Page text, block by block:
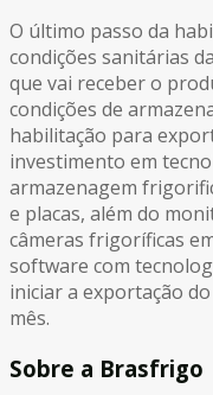
O último passo da
condições sanitárias
que vai receber o
condições de
habilitação para
investimento em
armazenagem
e placas, além do
câmeras frigoríficas
software com
iniciar a exportação
mês.
Sobre a Brasfrigo